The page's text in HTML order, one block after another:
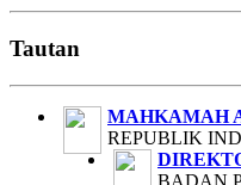
Tautan
MAHKAMAH
REPUBLIK
BADAN